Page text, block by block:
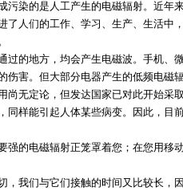
染的是人工产生的电磁辐射。近年
人们的工作、学习、生产、生活中
的地方，均会产生电磁波。手机、
伤害。但大部分电器产生的低频电磁
无定论，但发达国家已对此开始采
样能引起人体某些病变。因此，目
的电磁辐射正笼罩着您；在您用移
我们与它们接触的时间又比较长，